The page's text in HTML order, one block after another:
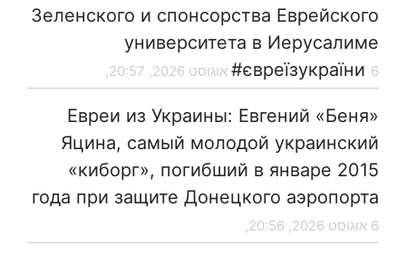
Зеленского и спонсорства Еврейского
университета в Иерусалиме
#євреїзукраїни 6 אוגוסט 2026, 20:57,
Евреи из Украины: Евгений «Беня»
Яцина, самый молодой украинский
«киборг», погибший в январе 2015
года при защите Донецкого аэропорта
6 אוגוסט 2026, 20:56,